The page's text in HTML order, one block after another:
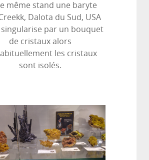
même stand une baryte
Dalota du Sud, USA
singularise par un bouquet
de cristaux alors
les cristaux
sont isolés.